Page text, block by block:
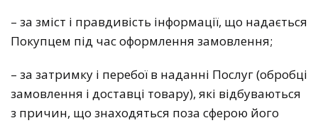
– за зміст і правдивість інформації, що надається
Покупцем під час оформлення замовлення;
– за затримку і перебої в наданні Послуг (обробці
замовлення і доставці товару), які відбуваються
з причин, що знаходяться поза сферою його